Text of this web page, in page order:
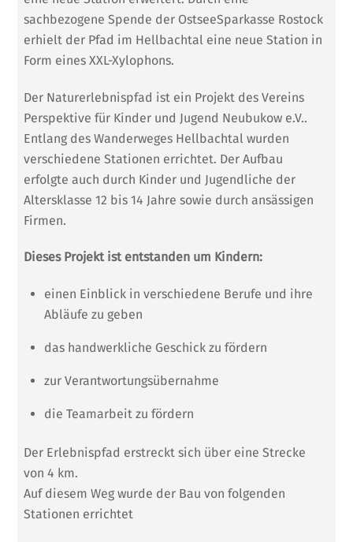
sachbezogene Spende der OstseeSparkasse Rostock
erhielt der Pfad im Hellbachtal eine neue Station in
Form eines XXL-Xylophons.
Der Naturerlebnispfad ist ein Projekt des Vereins
Perspektive für Kinder und Jugend Neubukow e.V..
Entlang des Wanderweges Hellbachtal wurden
verschiedene Stationen errichtet. Der Aufbau
erfolgte auch durch Kinder und Jugendliche der
Altersklasse 12 bis 14 Jahre sowie durch ansässigen
Firmen.
Dieses Projekt ist entstanden um Kindern:
einen Einblick in verschiedene Berufe und ihre
Abläufe zu geben
das handwerkliche Geschick zu fördern
zur Verantwortungsübernahme
die Teamarbeit zu fördern
Der Erlebnispfad erstreckt sich über eine Strecke
von 4 km.
Auf diesem Weg wurde der Bau von folgenden
Stationen errichtet